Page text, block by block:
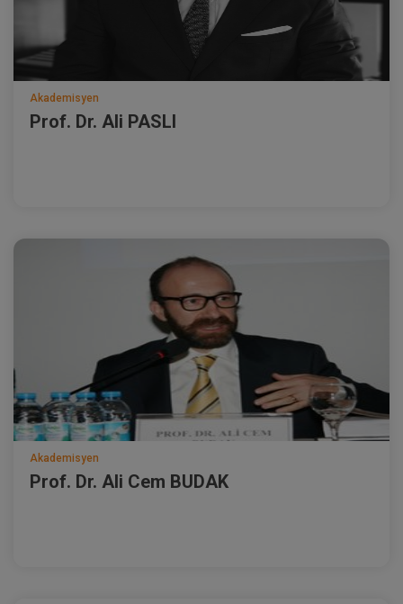
Akademisyen
Prof. Dr. Ali PASLI
Akademisyen
Prof. Dr. Ali Cem BUDAK